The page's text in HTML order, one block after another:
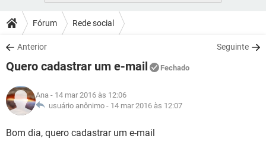
CELULAR
OUTLOOK
INSTAGRAM GMAIL
GUIA DE COMPRAS
DICAS
JOGOS
INSTAGRAM
GUIA DE COMPRAS
DOWNLOADS
JOGOS WHATSAPP
CELULAR
OUTLOOK EXCEL
INSTAGRAM GMAIL
FÓRUM
JOGOS
CELULAR
OUTLOOK EXCEL
GLOSSÁRIO
JOGOS WHATSAPP
Fórum Rede social
Anterior Seguinte
Quero cadastrar um e-mail Fechado
Ana - 14 mar 2016 às 12:06
usuário anônimo - 14 mar 2016 às 12:07
Bom dia, quero cadastrar um e-mail